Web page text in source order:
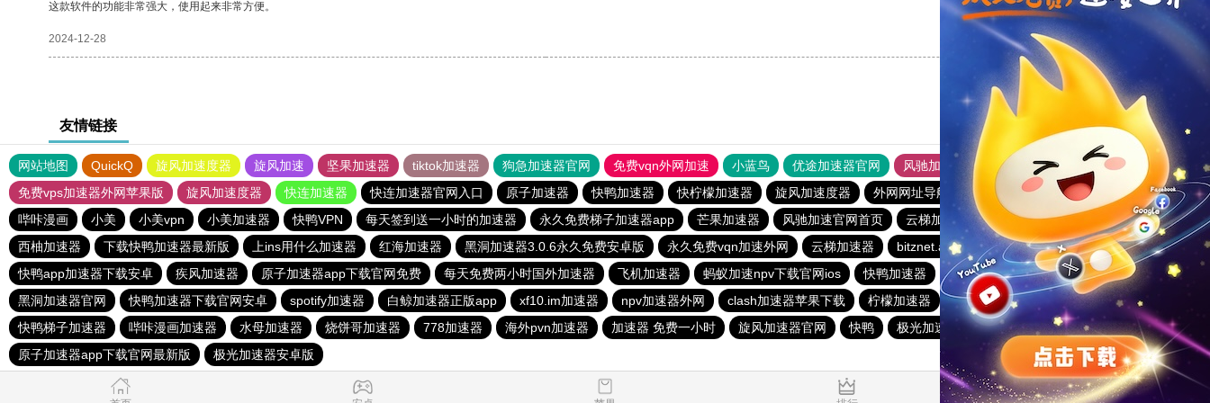
这款软件的功能非常强大，使用起来非常方便。
2024-12-28 [0]
友情链接
网站地图 QuickQ 旋风加速度器 旋风加速 坚果加速器 tiktok加速器 狗急加速器官网 免费vqn外网加速 小蓝鸟 优途加速器官网 风驰加速器
旋风加速器
免费vps加速器外网苹果版
旋风加速度器 快连加速器 快连加速器官网入口 原子加速器 快鸭加速器 快柠檬加速器 旋风加速度器 外网网址导航 软件中心 雷霆加速
狂飙加速器
哔咔漫画
小美 小美vpn 小美加速器 快鸭VPN 每天签到送一小时的加速器 永久免费梯子加速器app 芒果加速器 风驰加速官网首页 云梯加速器官网版 梯子app
蓝猫加速器
西柚加速器
下载快鸭加速器最新版 上ins用什么加速器 红海加速器 黑洞加速器3.0.6永久免费安卓版 永久免费vqn加速外网 云梯加速器 bitznet.app
安心加速器
快鸭app加速器下载安卓
疾风加速器 原子加速器app下载官网免费 每天免费两小时国外加速器 飞机加速器 蚂蚁加速npv下载官网ios 快鸭加速器 飞驰加速器下载
fy66加速器
黑洞加速器官网
快鸭加速器下载官网安卓 spotify加速器 白鲸加速器正版app xf10.im加速器 npv加速器外网 clash加速器苹果下载 柠檬加速器 快鸭加速器
神灯加速加速器
快鸭梯子加速器
哔咔漫画加速器 水母加速器 烧饼哥加速器 778加速器 海外pvn加速器 加速器 免费一小时 旋风加速器官网 快鸭 极光加速器
海鸥加速器
原子加速器app下载官网最新版
极光加速器安卓版